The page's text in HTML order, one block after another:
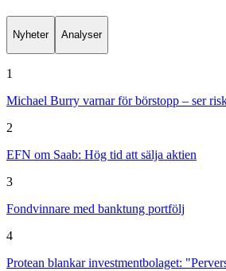
Nyheter Analyser
1
Michael Burry varnar för börstopp – ser
2
EFN om Saab: Hög tid att sälja aktien
3
Fondvinnare med banktung portfölj
4
Protean blankar investmentbolaget: